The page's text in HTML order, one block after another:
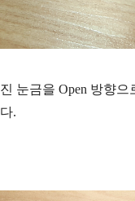
눈금을 Open 방향으
.